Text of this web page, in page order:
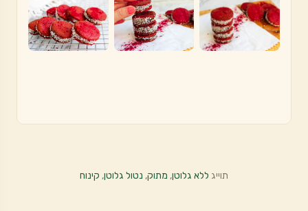
תוייג ללא גלוטן, מתוק, נטול גלוטן, קינוח